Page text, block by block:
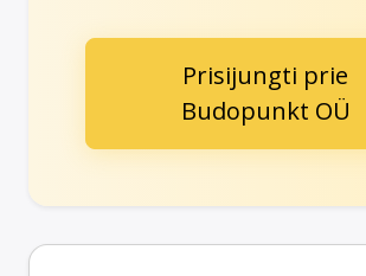
Prisijungti prie
Budopunkt OÜ